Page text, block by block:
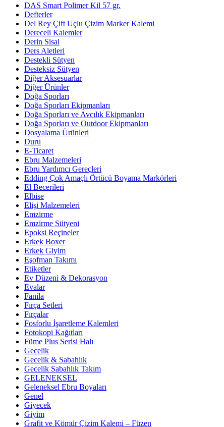
DAS Smart Polimer Kil 57 gr.
Defterler
Del Rey Çift Uçlu Çizim Marker Kalemi
Dereceli Kalemler
Derin Sisal
Ders Aletleri
Destekli Sütyen
Desteksiz Sütyen
Diğer Aksesuarlar
Diğer Ürünler
Doğa Sporları
Doğa Sporları Ekipmanları
Doğa Sporları ve Avcılık Ekipmanları
Doğa Sporları ve Outdoor Ekipmanları
Dosyalama Ürünleri
Duru
E-Ticaret
Ebru Malzemeleri
Ebru Yardımcı Gereçleri
Edding Çok Amaçlı Örtücü Boyama Markörleri
El Becerileri
Elbise
Elişi Malzemeleri
Emzirme
Emzirme Sütyeni
Epoksi Reçineler
Erkek Boxer
Erkek Giyim
Eşofman Takımı
Etiketler
Ev Düzeni & Dekorasyon
Evalar
Fanila
Fırça Setleri
Fırçalar
Fosforlu İşaretleme Kalemleri
Fotokopi Kağıtları
Füme Plus Serisi Halı
Gecelik
Gecelik & Sabahlık
Gecelik Sabahlık Takım
GELENEKSEL
Geleneksel Ebru Boyaları
Genel
Giyecek
Giyim
Grafit ve Kömür Çizim Kalemi – Füzen